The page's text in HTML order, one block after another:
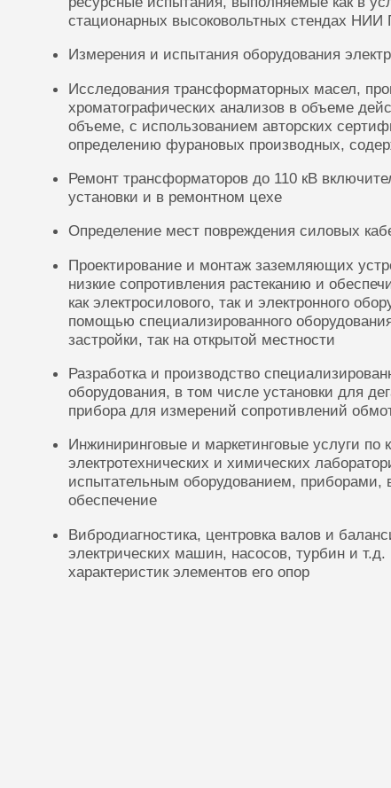
стационарных высоковольтных стендах НИИ
Измерения и испытания оборудования
Исследования трансформаторных масел,
хроматографических анализов в объеме
объеме, с использованием авторских
определению фурановых производных,
Ремонт трансформаторов до 110 кВ
установки и в ремонтном цехе
Определение мест повреждения силовых
Проектирование и монтаж заземляющих
низкие сопротивления растеканию и
как электросилового, так и электронного
помощью специализированного
застройки, так на открытой местности
Разработка и производство
оборудования, в том числе установки для
прибора для измерений сопротивлений
Инжиниринговые и маркетинговые услуги
электротехнических и химических
испытательным оборудованием, приборами,
обеспечение
Вибродиагностика, центровка валов и
электрических машин, насосов, турбин и
характеристик элементов его опор